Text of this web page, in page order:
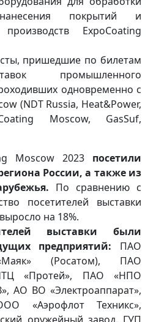
покрытий и
производств ExpoCoating
пришедшие по билетам
промышленного
одновременно с
(NDT Russia, Heat&Power,
Moscow, GasSuf,
Moscow 2023 посетили
России, а также из
По сравнению с
посетителей выставки
на 18%.
выставки были
предприятий: ПАО
(Росатом), ПАО
«Протей», ПАО «НПО
АО ВО «Электроаппарат»,
«Аэрофлот Техникс»,